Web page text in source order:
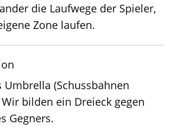
die Laufwege der Spieler,
Zone laufen.
Umbrella (Schussbahnen
bilden ein Dreieck gegen
Gegners.